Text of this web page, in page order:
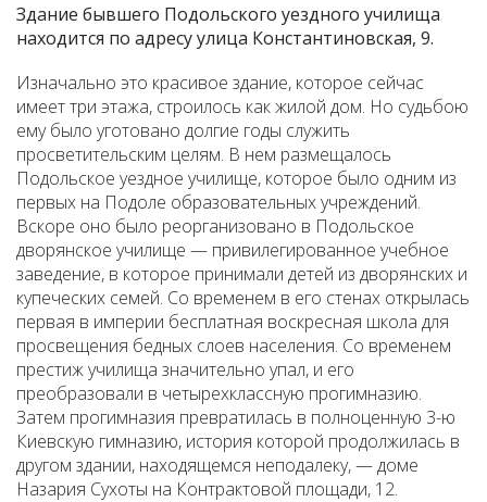
Здание бывшего Подольского уездного училища
находится по адресу улица Константиновская, 9.
Изначально это красивое здание, которое сейчас
имеет три этажа, строилось как жилой дом. Но судьбою
ему было уготовано долгие годы служить
просветительским целям. В нем размещалось
Подольское уездное училище, которое было одним из
первых на Подоле образовательных учреждений.
Вскоре оно было реорганизовано в Подольское
дворянское училище — привилегированное учебное
заведение, в которое принимали детей из дворянских и
купеческих семей. Со временем в его стенах открылась
первая в империи бесплатная воскресная школа для
просвещения бедных слоев населения. Со временем
престиж училища значительно упал, и его
преобразовали в четырехклассную прогимназию.
Затем прогимназия превратилась в полноценную 3-ю
Киевскую гимназию, история которой продолжилась в
другом здании, находящемся неподалеку, — доме
Назария Сухоты на Контрактовой площади, 12.